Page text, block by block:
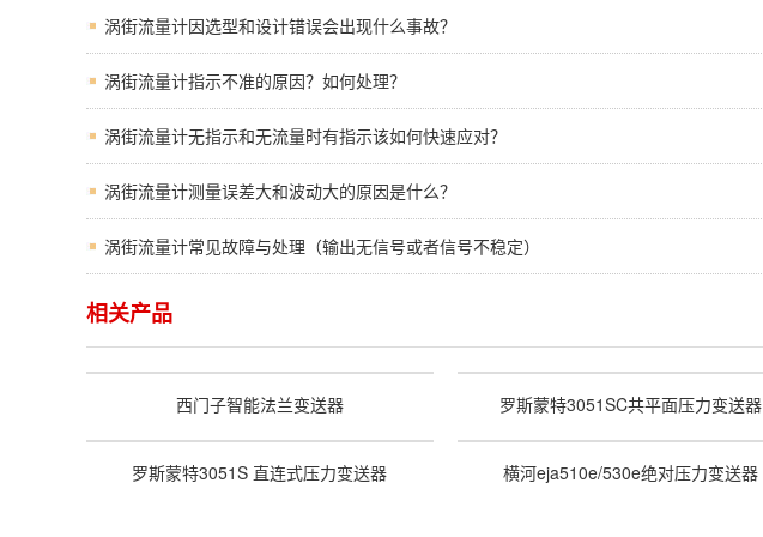
涡街流量计因选型和设计错误会出现什么事故？
涡街流量计指示不准的原因？如何处理？
涡街流量计无指示和无流量时有指示该如何快速应对？
涡街流量计测量误差大和波动大的原因是什么？
涡街流量计常见故障与处理（输出无信号或者信号不稳定）
相关产品
西门子智能法兰变送器 罗斯蒙特3051SC共平面压力变送器
罗斯蒙特3051S 直连式压力变送器 横河eja510e/530e绝对压力变送器